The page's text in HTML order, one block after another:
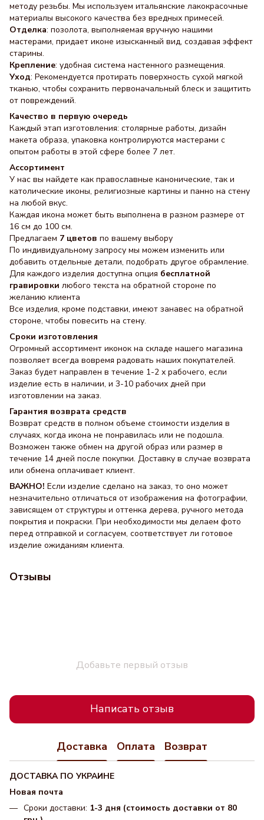
методу резьбы. Мы используем итальянские лакокрасочные
материалы высокого качества без вредных примесей.
Отделка: позолота, выполняемая вручную нашими
мастерами, придает иконе изысканный вид, создавая эффект
старины.
Крепление: удобная система настенного размещения.
Уход: Рекомендуется протирать поверхность сухой мягкой
тканью, чтобы сохранить первоначальный блеск и защитить
от повреждений.
Качество в первую очередь
Каждый этап изготовления: столярные работы, дизайн
макета образа, упаковка контролируются мастерами с
опытом работы в этой сфере более 7 лет.
Ассортимент
У нас вы найдете как православные канонические, так и
католические иконы, религиозные картины и панно на стену
на любой вкус.
Каждая икона может быть выполнена в разном размере от
16 см до 100 см.
Предлагаем 7 цветов по вашему выбору
По индивидуальному запросу мы можем изменить или
добавить отдельные детали, подобрать другое обрамление.
Для каждого изделия доступна опция бесплатной
гравировки любого текста на обратной стороне по
желанию клиента
Все изделия, кроме подставки, имеют занавес на обратной
стороне, чтобы повесить на стену.
Сроки изготовления
Огромный ассортимент иконок на складе нашего магазина
позволяет всегда вовремя радовать наших покупателей.
Заказ будет направлен в течение 1-2 х рабочего, если
изделие есть в наличии, и 3-10 рабочих дней при
изготовлении на заказ.
Гарантия возврата средств
Возврат средств в полном объеме стоимости изделия в
случаях, когда икона не понравилась или не подошла.
Возможен также обмен на другой образ или размер в
течение 14 дней после покупки. Доставку в случае возврата
или обмена оплачивает клиент.
ВАЖНО! Если изделие сделано на заказ, то оно может
незначительно отличаться от изображения на фотографии,
зависящем от структуры и оттенка дерева, ручного метода
покрытия и покраски. При необходимости мы делаем фото
перед отправкой и согласуем, соответствует ли готовое
изделие ожиданиям клиента.
Отзывы
Добавьте первый отзыв
Написать отзыв
Доставка Оплата Возврат
ДОСТАВКА ПО УКРАИНЕ
Новая почта
Сроки доставки: 1-3 дня (стоимость доставки от 80